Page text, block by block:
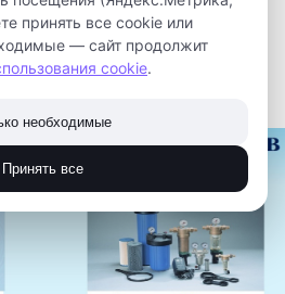
принять все cookie или
— сайт продолжит
cookie.
необходимые
Принять все